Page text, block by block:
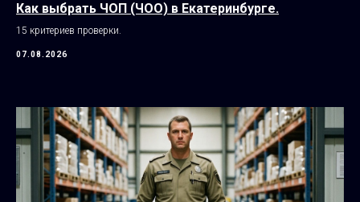
Как выбрать ЧОП (ЧОО) в Екатеринбурге.
15 критериев проверки.
07.08.2026